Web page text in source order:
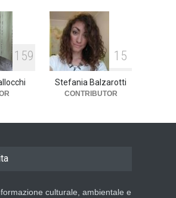
1 59 1 5
Stefania Balzarotti
CONTRIBUTOR
culturale, ambientale e